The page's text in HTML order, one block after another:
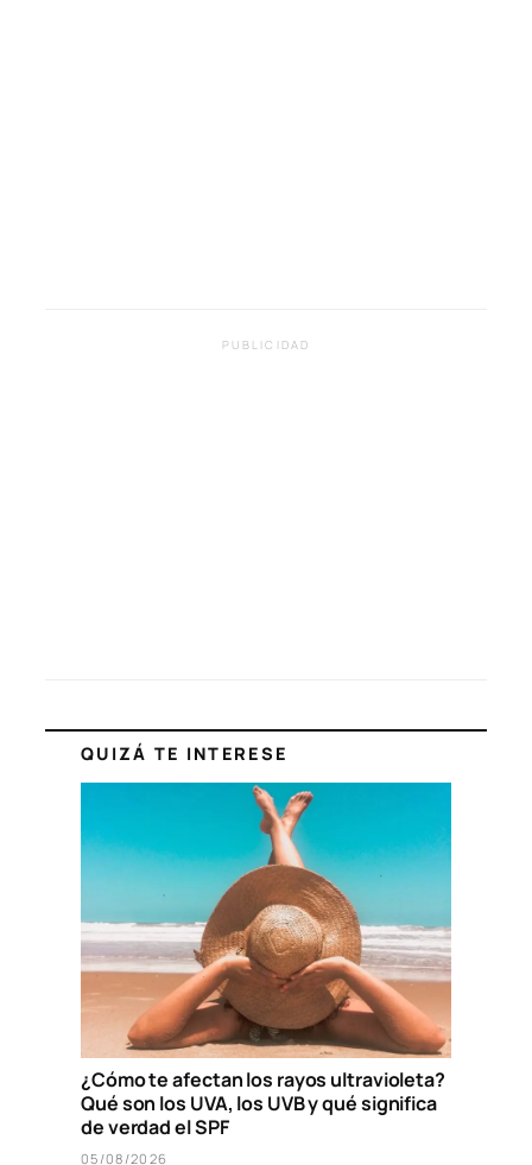
PUBLICIDAD
QUIZÁ TE INTERESE
¿Cómo te afectan los rayos ultravioleta?
Qué son los UVA, los UVB y qué significa
de verdad el SPF
05/08/2026